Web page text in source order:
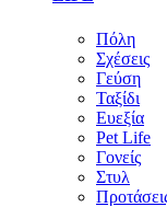
Πόλη
Σχέσεις
Γεύση
Ταξίδι
Ευεξία
Pet Life
Γονείς
Στυλ